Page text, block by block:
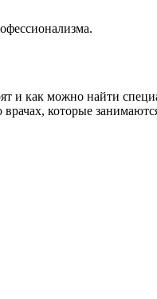
и как можно найти
которые